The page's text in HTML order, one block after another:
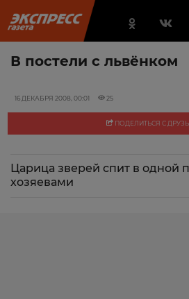
В постели с львёнком
16 ДЕКАБРЯ 2008, 00:01 25
ПОДЕЛИТЬСЯ С
Царица зверей спит в одной
хозяевами